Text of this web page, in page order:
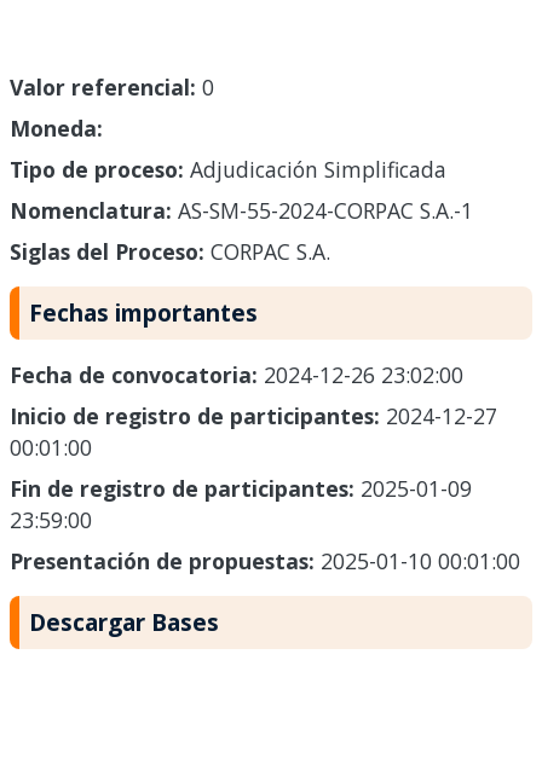
Valor referencial: 0
Moneda:
Tipo de proceso: Adjudicación Simplificada
Nomenclatura: AS-SM-55-2024-CORPAC S.A.-1
Siglas del Proceso: CORPAC S.A.
Fechas importantes
Fecha de convocatoria: 2024-12-26 23:02:00
Inicio de registro de participantes: 2024-12-27
00:01:00
Fin de registro de participantes: 2025-01-09
23:59:00
Presentación de propuestas: 2025-01-10 00:01:00
Descargar Bases